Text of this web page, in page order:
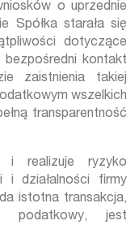
o uprzednie
Spółka starała się
dotyczące
kontakt
zaistnienia takiej
wszelkich
transparentność
i realizuje ryzyko
i działalności firmy
istotna transakcja,
podatkowy, jest